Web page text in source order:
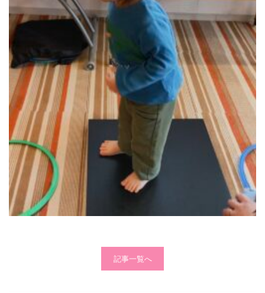
記事一覧へ